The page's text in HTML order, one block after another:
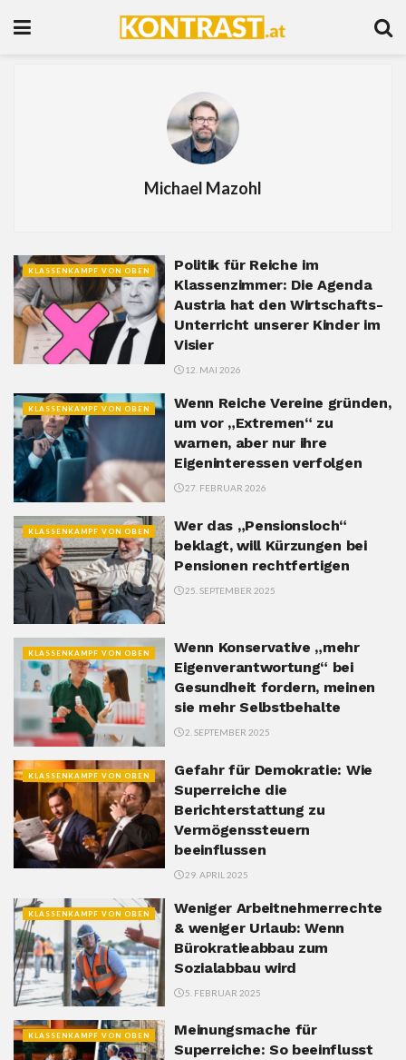
Michael Mazohl
KLASSENKAMPF VON OBEN
Politik für Reiche im
Klassenzimmer: Die Agenda
Austria hat den Wirtschafts-
Unterricht unserer Kinder im
Visier
12. MAI 2026
KLASSENKAMPF VON OBEN
Wenn Reiche Vereine gründen,
um vor „Extremen“ zu
warnen, aber nur ihre
Eigeninteressen verfolgen
27. FEBRUAR 2026
KLASSENKAMPF VON OBEN
Wer das „Pensionsloch“
beklagt, will Kürzungen bei
Pensionen rechtfertigen
25. SEPTEMBER 2025
KLASSENKAMPF VON OBEN
Wenn Konservative „mehr
Eigenverantwortung“ bei
Gesundheit fordern, meinen
sie mehr Selbstbehalte
2. SEPTEMBER 2025
KLASSENKAMPF VON OBEN
Gefahr für Demokratie: Wie
Superreiche die
Berichterstattung zu
Vermögenssteuern
beeinflussen
29. APRIL 2025
KLASSENKAMPF VON OBEN
Weniger Arbeitnehmerrechte
& weniger Urlaub: Wenn
Bürokratieabbau zum
Sozialabbau wird
5. FEBRUAR 2025
KLASSENKAMPF VON OBEN
Meinungsmache für
Superreiche: So beeinflusst